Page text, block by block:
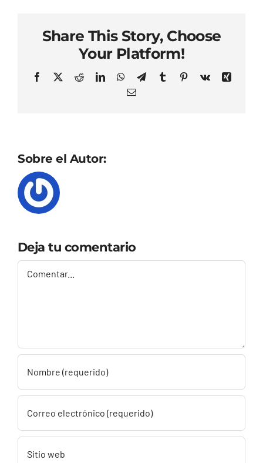
Share This Story, Choose
Your Platform!
Facebook
X RedditLinkedInWhatsApp
TelegramTumblrPinterest
Vk
Xing
Correo
Sobre el Autor:
Deja tu comentario
Comentar